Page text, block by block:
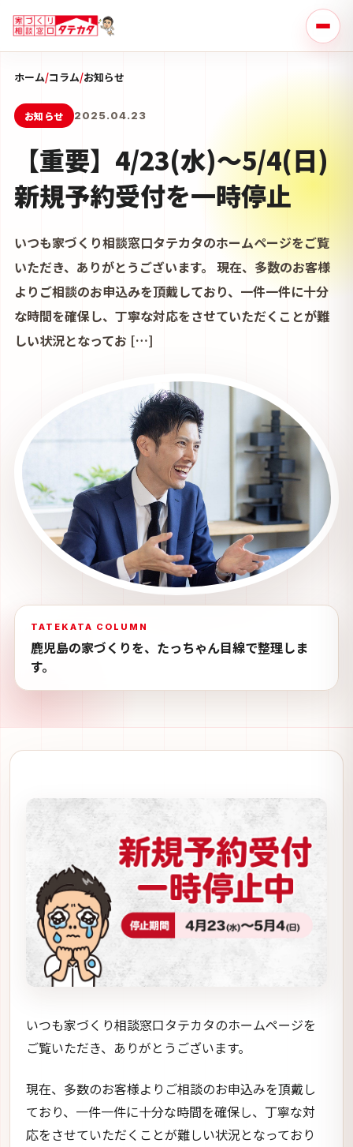
ホーム/コラム/お知らせ
お知らせ 2025.04.23
【重要】4/23(水)～5/4(日)
新規予約受付を一時停止
いつも家づくり相談窓口タテカタのホームページをご覧
いただき、ありがとうございます。 現在、多数のお客様
よりご相談のお申込みを頂戴しており、一件一件に十分
な時間を確保し、丁寧な対応をさせていただくことが難
しい状況となってお […]
TATEKATA COLUMN
鹿児島の家づくりを、たっちゃん目線で整理しま
す。
いつも家づくり相談窓口タテカタのホームページを
ご覧いただき、ありがとうございます。
現在、多数のお客様よりご相談のお申込みを頂戴し
ており、一件一件に十分な時間を確保し、丁寧な対
応をさせていただくことが難しい状況となっており